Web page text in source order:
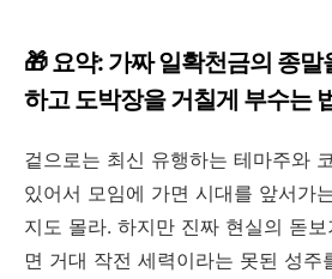
🎁 요약: 가짜 일확천금의 종말
하고 도박장을 거칠게 부수는
겉으로는 최신 유행하는 테마주와
있어서 모임에 가면 시대를 앞서가
지도 몰라. 하지만 진짜 현실의 돋
면 거대 작전 세력이라는 못된 성주